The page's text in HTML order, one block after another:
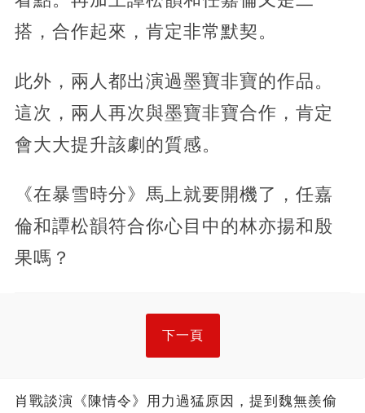
搭，合作起來，肯定非常默契。
此外，兩人都出演過墨寶非寶的作品。
這次，兩人再次與墨寶非寶合作，肯定
會大大提升該劇的質感。
《在暴雪時分》馬上就要開機了，任嘉
倫和譚松韻符合你心目中的林亦揚和殷
果嗎？
下一頁
肖戰談演《陳情令》用力過猛原因，提到魏無羨偷